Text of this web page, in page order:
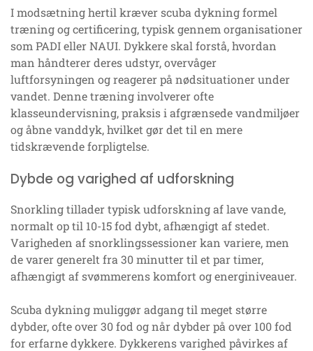
I modsætning hertil kræver scuba dykning formel
træning og certificering, typisk gennem organisationer
som PADI eller NAUI. Dykkere skal forstå, hvordan
man håndterer deres udstyr, overvåger
luftforsyningen og reagerer på nødsituationer under
vandet. Denne træning involverer ofte
klasseundervisning, praksis i afgrænsede vandmiljøer
og åbne vanddyk, hvilket gør det til en mere
tidskrævende forpligtelse.
Dybde og varighed af udforskning
Snorkling tillader typisk udforskning af lave vande,
normalt op til 10-15 fod dybt, afhængigt af stedet.
Varigheden af snorklingssessioner kan variere, men
de varer generelt fra 30 minutter til et par timer,
afhængigt af svømmerens komfort og energiniveauer.
Scuba dykning muliggør adgang til meget større
dybder, ofte over 30 fod og når dybder på over 100 fod
for erfarne dykkere. Dykkerens varighed påvirkes af